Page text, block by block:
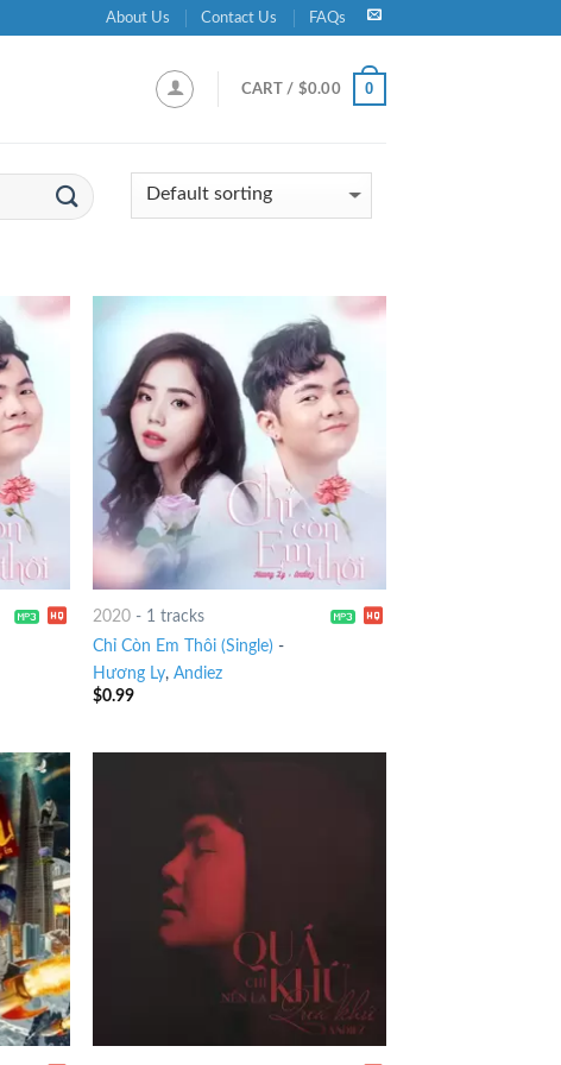
About Us Contact Us FAQs
CART / $0.00 0
2020 - 1 tracks
Chỉ Còn Em Thôi (Single) -
Hương Ly,Andiez
$0.99